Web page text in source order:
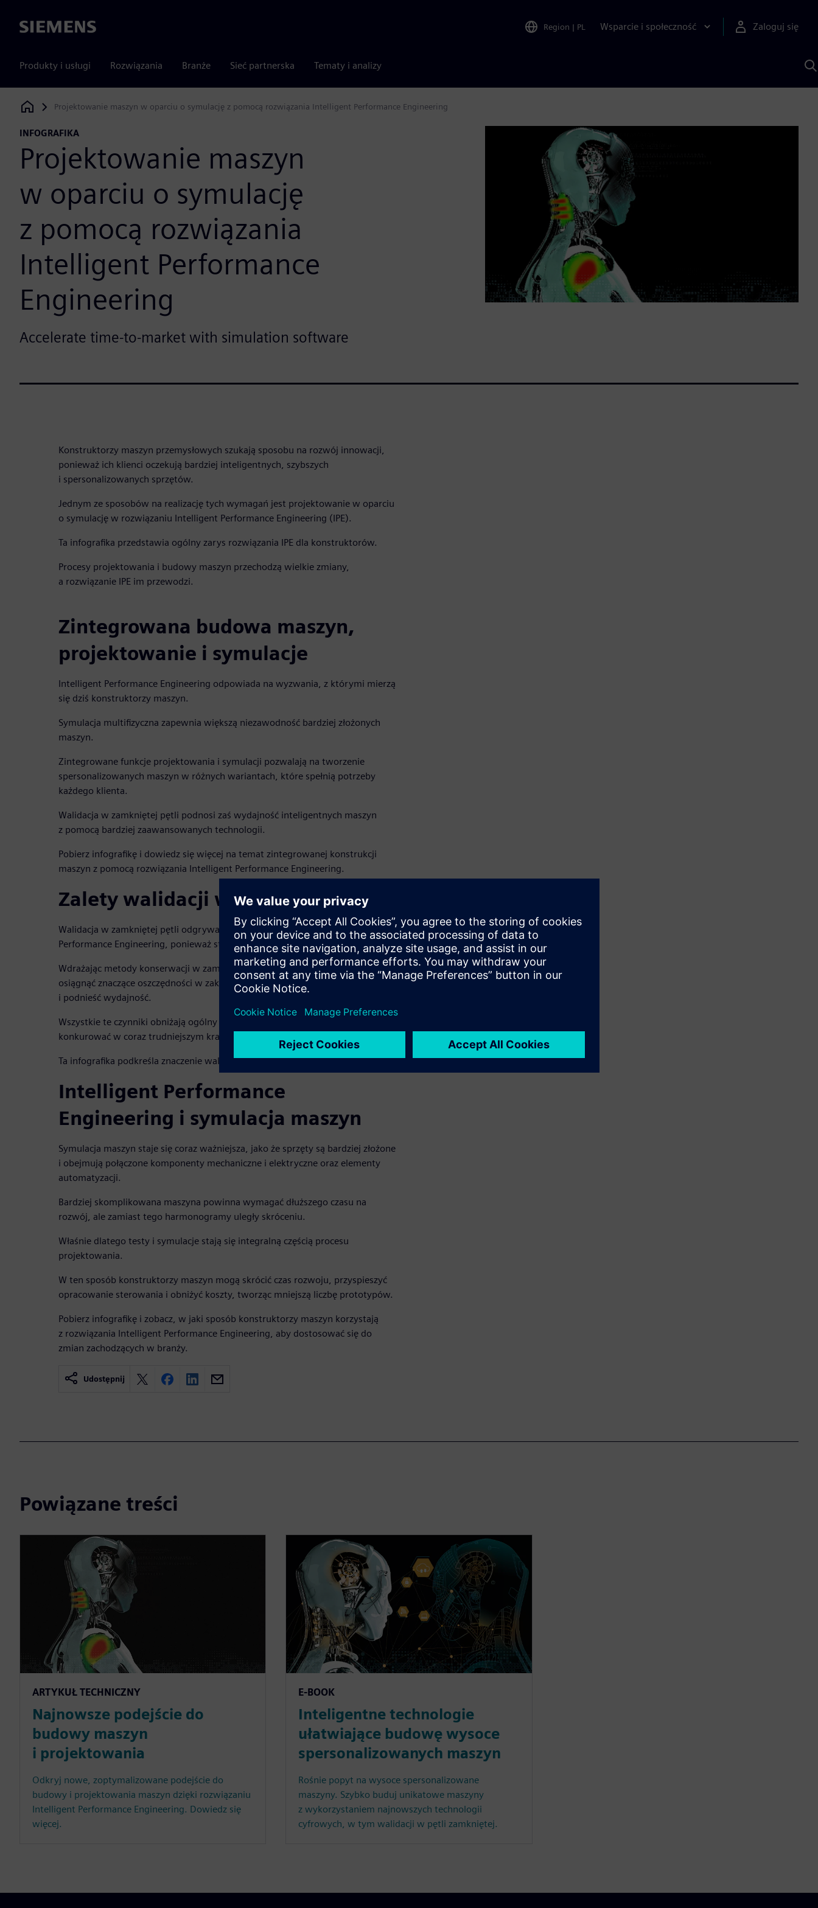
Siemens Region | PL Wsparcie i społeczność Zaloguj się
Produkty i usługi Rozwiązania Branże Sieć partnerska Tematy i analizy
Siemens Digital Industries Software
Projektowanie maszyn w oparciu o symulację z pomocą rozwiązania Intelligent Performance Engineering
INFOGRAFIKA
Projektowanie maszyn
w oparciu o symulację
z pomocą rozwiązania
Intelligent Performance
Engineering
Accelerate time-to-market with simulation software
Konstruktorzy maszyn przemysłowych szukają sposobu na rozwój innowacji,
ponieważ ich klienci oczekują bardziej inteligentnych, szybszych
i spersonalizowanych sprzętów.
Jednym ze sposobów na realizację tych wymagań jest projektowanie w oparciu
o symulację w rozwiązaniu Intelligent Performance Engineering (IPE).
Ta infografika przedstawia ogólny zarys rozwiązania IPE dla konstruktorów.
Procesy projektowania i budowy maszyn przechodzą wielkie zmiany,
a rozwiązanie IPE im przewodzi.
Zintegrowana budowa maszyn,
projektowanie i symulacje
Intelligent Performance Engineering odpowiada na wyzwania, z którymi mierzą
się dziś konstruktorzy maszyn.
Symulacja multifizyczna zapewnia większą niezawodność bardziej złożonych
maszyn.
Zintegrowane funkcje projektowania i symulacji pozwalają na tworzenie
spersonalizowanych maszyn w różnych wariantach, które spełnią potrzeby
każdego klienta.
Walidacja w zamkniętej pętli podnosi zaś wydajność inteligentnych maszyn
z pomocą bardziej zaawansowanych technologii.
Pobierz infografikę i dowiedz się więcej na temat zintegrowanej konstrukcji
maszyn z pomocą rozwiązania Intelligent Performance Engineering.
Zalety walidacji w zamkniętej pętli
Walidacja w zamkniętej pętli odgrywa ważną rolę w rozwiązaniu Intelligent
Performance Engineering, ponieważ stanowi jeden z jego filarów.
Wdrażając metody konserwacji w zamkniętej pętli, konstruktorzy maszyn mogą
osiągnąć znaczące oszczędności w zakresie obsługi, ograniczyć czas przestojów
i podnieść wydajność.
Wszystkie te czynniki obniżają ogólny koszt posiadania i pomagają firmom
konkurować w coraz trudniejszym krajobrazie globalnym.
Ta infografika podkreśla znaczenie walidacji w zamkniętej pętli.
Intelligent Performance
Engineering i symulacja maszyn
Symulacja maszyn staje się coraz ważniejsza, jako że sprzęty są bardziej złożone
i obejmują połączone komponenty mechaniczne i elektryczne oraz elementy
automatyzacji.
Bardziej skomplikowana maszyna powinna wymagać dłuższego czasu na
rozwój, ale zamiast tego harmonogramy uległy skróceniu.
Właśnie dlatego testy i symulacje stają się integralną częścią procesu
projektowania.
W ten sposób konstruktorzy maszyn mogą skrócić czas rozwoju, przyspieszyć
opracowanie sterowania i obniżyć koszty, tworząc mniejszą liczbę prototypów.
Pobierz infografikę i zobacz, w jaki sposób konstruktorzy maszyn korzystają
z rozwiązania Intelligent Performance Engineering, aby dostosować się do
zmian zachodzących w branży.
Udostępnij
Powiązane treści
ARTYKUŁ TECHNICZNY
Najnowsze podejście do
budowy maszyn
i projektowania
Odkryj nowe, zoptymalizowane podejście do
budowy i projektowania maszyn dzięki rozwiązaniu
Intelligent Performance Engineering. Dowiedz się
więcej.
E-BOOK
Inteligentne technologie
ułatwiające budowę wysoce
spersonalizowanych maszyn
Rośnie popyt na wysoce spersonalizowane
maszyny. Szybko buduj unikatowe maszyny
z wykorzystaniem najnowszych technologii
cyfrowych, w tym walidacji w pętli zamkniętej.